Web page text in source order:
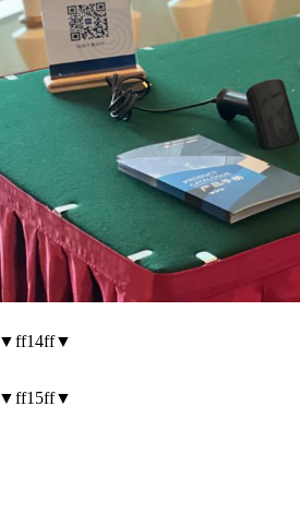
▼ff14ff▼
▼ff15ff▼